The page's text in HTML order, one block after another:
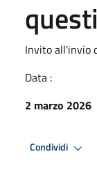
Invito all'invio
Data :
2 marzo 2026
Condividi